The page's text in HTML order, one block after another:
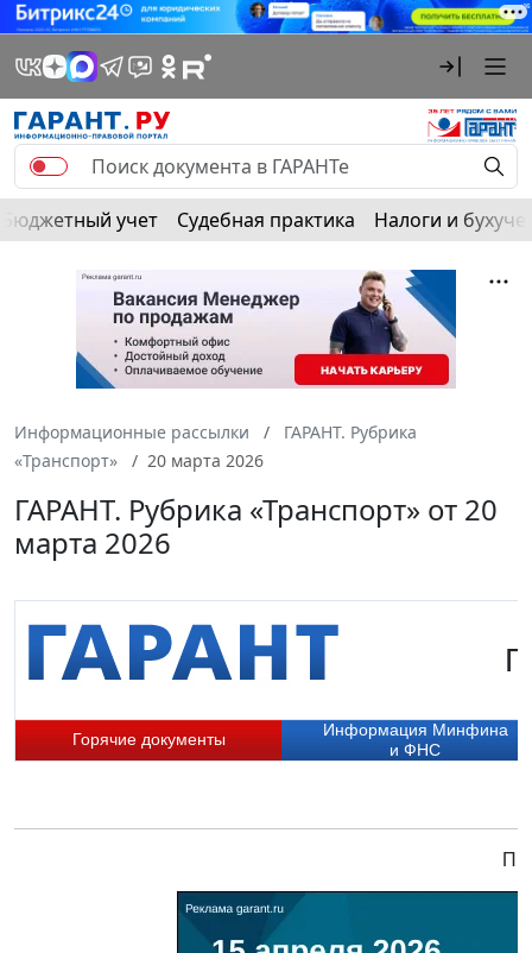
Бюджетный учет Судебная практика Налоги и
Информационные рассылки
ГАРАНТ. Рубрика
«Транспорт»
20 марта 2026
ГАРАНТ. Рубрика «Транспорт» от 20
марта 2026
Горячие документы
Информация Минфина
и ФНС